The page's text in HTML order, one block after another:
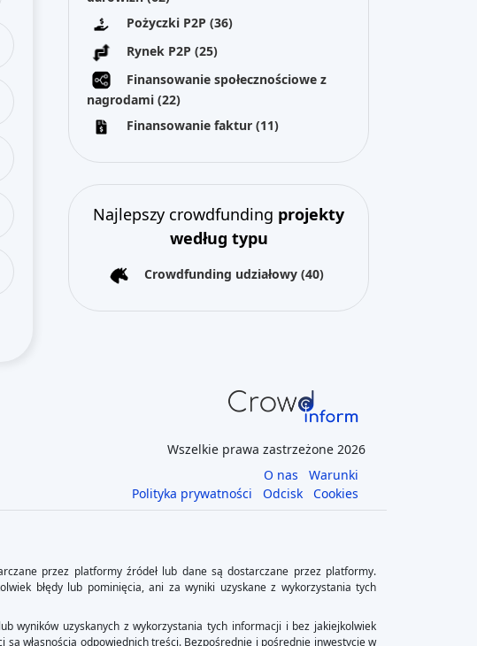
Pożyczki P2P (36)
Rynek P2P (25)
Finansowanie społecznościowe z
nagrodami (22)
Finansowanie faktur (11)
Najlepszy crowdfunding projekty
według typu
Crowdfunding udziałowy (40)
Wszelkie prawa zastrzeżone 2026
O nas
Warunki
Polityka prywatności
Odcisk Cookies
przez platformy źródeł lub dane są dostarczane przez platformy.
błędy lub pominięcia, ani za wyniki uzyskane z wykorzystania tych
wyników uzyskanych z wykorzystania tych informacji i bez jakiejkolwiek
własnością odpowiednich treści. Bezpośrednie i pośrednie inwestycje w